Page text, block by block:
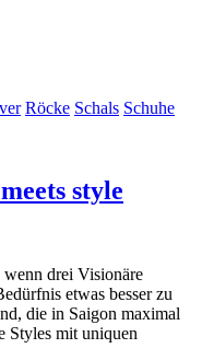
Röcke Schals Schuhe
style
wenn drei Visionäre
etwas besser zu
die in Saigon maximal
Styles mit uniquen